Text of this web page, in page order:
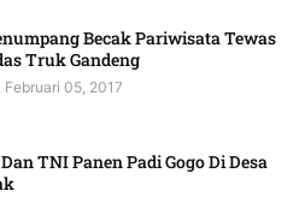
Becak Pariwisata Tewas
Truk Gandeng
Februari 05, 2017
TNI Panen Padi Gogo Di Desa